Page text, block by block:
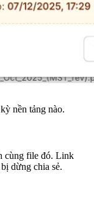
nền tảng nào.
cùng file đó. Link
dừng chia sẻ.